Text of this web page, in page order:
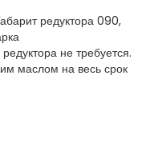
редуктора 090,
не требуется.
маслом на весь срок